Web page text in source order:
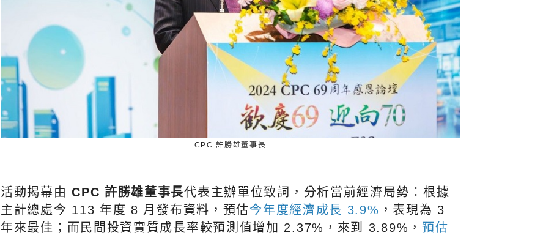
CPC 許勝雄董事長
活動揭幕由 CPC 許勝雄董事長代表主辦單位致詞，分析當前經濟局勢：根據
主計總處今 113 年度 8 月發布資料，預估今年度經濟成長 3.9% ，表現為 3
年來最佳；而民間投資實質成長率較預測值增加 2.37%，來到 3.89%， 預估